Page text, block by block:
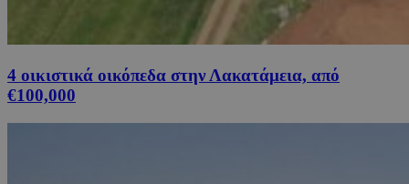
4 οικιστικά οικόπεδα στην Λακατάμεια, από
€100,000